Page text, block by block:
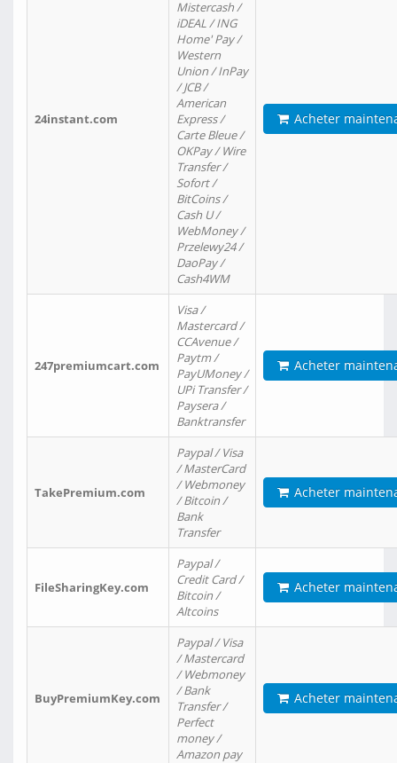
24instant.com
Mistercash /
iDEAL / ING
Home' Pay /
Western
Union / InPay
/ JCB /
American
Express /
Carte Bleue /
OKPay / Wire
Transfer /
Sofort /
BitCoins /
Cash U /
WebMoney /
Przelewy24 /
DaoPay /
Cash4WM
Acheter
247premiumcart.com
Visa /
Mastercard /
CCAvenue /
Paytm /
PayUMoney /
UPi Transfer /
Paysera /
Banktransfer
Acheter
TakePremium.com
Paypal / Visa
/ MasterCard
/ Webmoney
/ Bitcoin /
Bank
Transfer
Acheter
FileSharingKey.com
Paypal /
Credit Card /
Bitcoin /
Altcoins
Acheter
BuyPremiumKey.com
Paypal / Visa
/ Mastercard
/ Webmoney
/ Bank
Transfer /
Perfect
money /
Amazon pay
Acheter